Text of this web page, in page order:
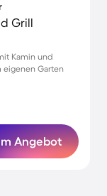
Grill
Kamin und
eigenen Garten
Angebot